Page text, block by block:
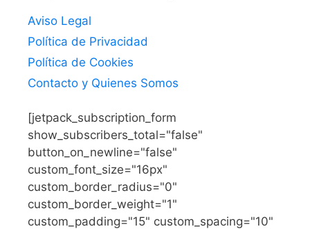
Aviso Legal
Política de Privacidad
Política de Cookies
Contacto y Quienes Somos
[jetpack_subscription_form
show_subscribers_total="false"
button_on_newline="false"
custom_font_size="16px"
custom_border_radius="0"
custom_border_weight="1"
custom_padding="15" custom_spacing="10"